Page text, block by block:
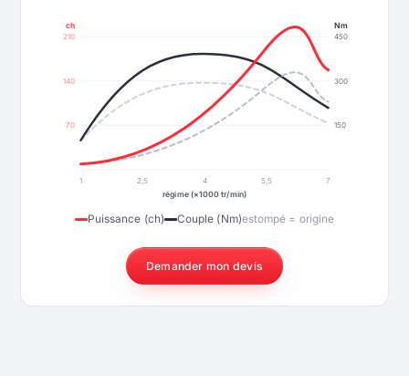
70
140
210
150
300
450
ch Nm
1 2,5 4 5,5
7
régime (×1000 tr/min)
Puissance (ch) Couple (Nm)estompé = origine
Demander mon devis